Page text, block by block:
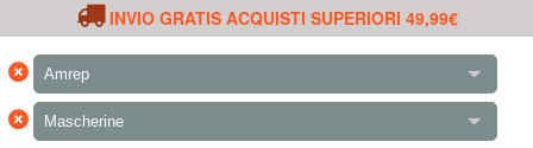
INVIO GRATIS ACQUISTI SUPERIORI 49,99€
× Amrep
× Mascherine